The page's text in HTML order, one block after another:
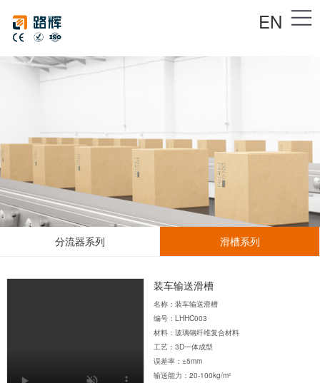
EN
分流器系列 滑槽系列
装车输送滑槽
名称：装车输送滑槽
编号：LHHC003
材料：玻璃钢纤维复合材料
工艺：3D一体成型
误差率：±5mm
输送能力：20-100kg/m²